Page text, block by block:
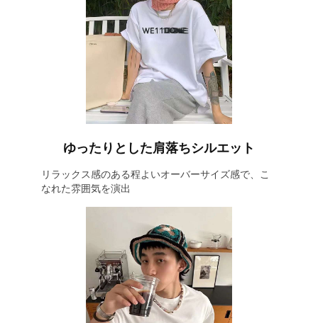
ゆったりとした肩落ちシルエット
リラックス感のある程よいオーバーサイズ感で、こ
なれた雰囲気を演出